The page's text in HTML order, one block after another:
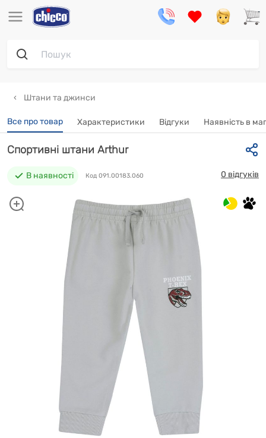
Штани та джинси
Все про товар Характеристики Відгуки Наявність в
Спортивні штани Arthur
В наявності Код 091.00183.060 0 відгуків